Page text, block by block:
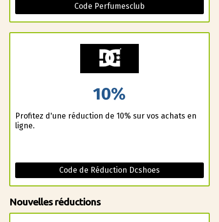
Code Perfumesclub
10%
Profitez d'une réduction de 10% sur vos achats en
ligne.
Code de Réduction Dcshoes
Nouvelles réductions